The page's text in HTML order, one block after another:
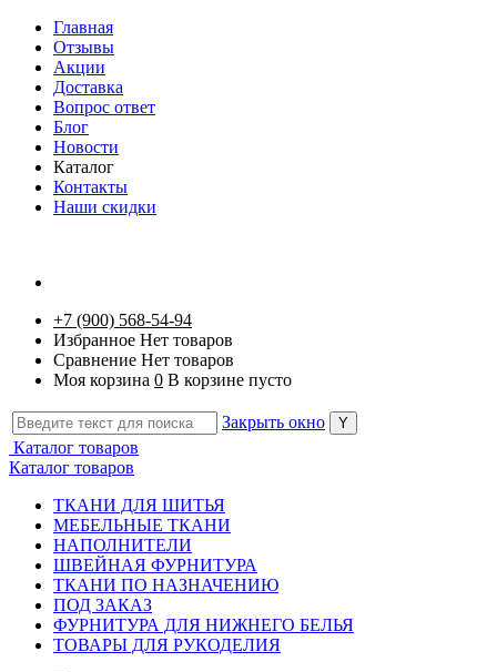
Главная
Отзывы
Акции
Доставка
Вопрос ответ
Блог
Новости
Каталог
Контакты
Наши скидки
+7 (900) 568-54-94
Избранное Нет товаров
Сравнение Нет товаров
Моя корзина 0 В корзине пусто
Закрыть окно
Каталог товаров
Каталог товаров
ТКАНИ ДЛЯ ШИТЬЯ
МЕБЕЛЬНЫЕ ТКАНИ
НАПОЛНИТЕЛИ
ШВЕЙНАЯ ФУРНИТУРА
ТКАНИ ПО НАЗНАЧЕНИЮ
ПОД ЗАКАЗ
ФУРНИТУРА ДЛЯ НИЖНЕГО БЕЛЬЯ
ТОВАРЫ ДЛЯ РУКОДЕЛИЯ